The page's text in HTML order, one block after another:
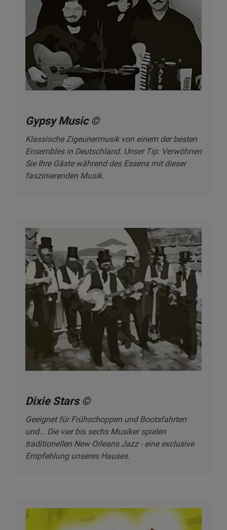
Gypsy Music ©
Klassische Zigeunermusik von einem der besten
Ensembles in Deutschland. Unser Tip: Verwöhnen
Sie Ihre Gäste während des Essens mit dieser
faszinierenden Musik.
Dixie Stars ©
Geeignet für Frühschoppen und Bootsfahrten
und... Die vier bis sechs Musiker spielen
traditionellen New Orleans Jazz - eine exclusive
Empfehlung unseres Hauses.